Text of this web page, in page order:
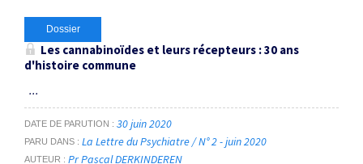
Dossier
Les cannabinoïdes et leurs récepteurs : 30 ans
d'histoire commune
...
DATE DE PARUTION 30 juin 2020
PARU DANS La Lettre du Psychiatre / N° 2 - juin 2020
AUTEUR Pr Pascal DERKINDEREN